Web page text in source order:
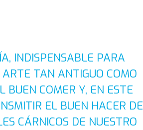
INDISPENSABLE PARA
TAN ANTIGUO COMO
BUEN COMER Y, EN ESTE
EL BUEN HACER DE
CÁRNICOS DE NUESTRO